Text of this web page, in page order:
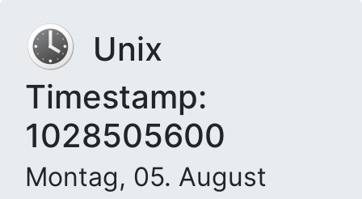
Unix
Timestamp:
1028505600
Montag, 05. August